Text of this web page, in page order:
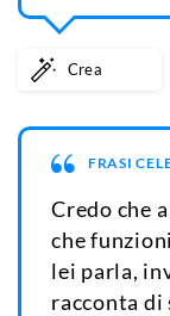
Crea
FRASI
Credo che
che
lei parla,
racconta di